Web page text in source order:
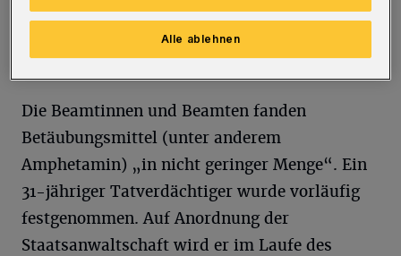
anderem junge Frauen zur Prostitution
gezwungen zu haben.
Die Beamtinnen und Beamten fanden
Betäubungsmittel (unter anderem
Amphetamin) „in nicht geringer Menge“. Ein
31-jähriger Tatverdächtiger wurde vorläufig
festgenommen. Auf Anordnung der
Staatsanwaltschaft wird er im Laufe des
Alle ablehnen